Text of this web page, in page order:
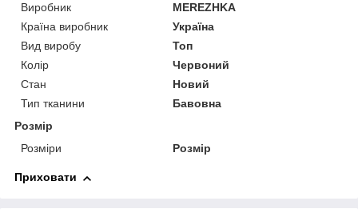
Виробник
MEREZHKA
Країна виробник
Україна
Вид виробу
Топ
Колір
Червоний
Стан
Новий
Тип тканини
Бавовна
Розмір
Розміри
Розмір
Приховати